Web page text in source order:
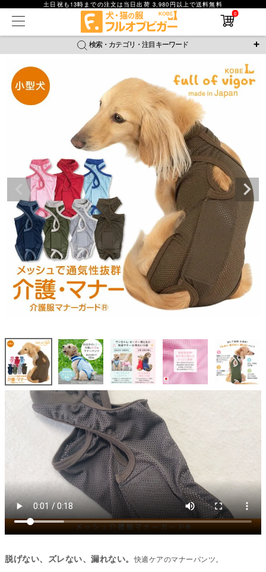
土日祝も13時までの注文は当日出荷 3,980円以上で送料無料
0
検索・カテゴリ・注目キーワード
＼注目ワード／
ジャージ 腹巻 撥水レイン ラッシュガード
おそろコーデ 背中開きアイテム
新作アイテム
返品・交換について ご利用ガイド
在庫なし商品
在庫なし商品を表示しない
並び順
新着順
価格が安い順
価格が高い順
レビュー数順
脱げない、ズレない、漏れない。快適ケアのマナーパンツ。